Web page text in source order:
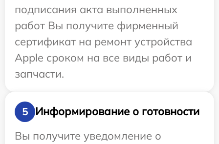
подписания акта выполненных
работ Вы получите фирменный
сертификат на ремонт устройства
Apple сроком на все виды работ и
запчасти.
5
Информирование о готовности
Вы получите уведомление о